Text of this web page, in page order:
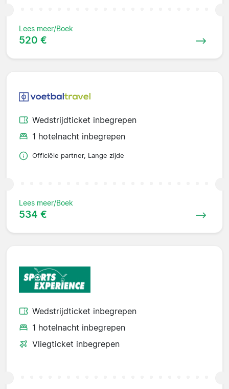
Lees meer/Boek
520 €
Wedstrijdticket inbegrepen
1 hotelnacht inbegrepen
Officiële partner, Lange zijde
Lees meer/Boek
534 €
Wedstrijdticket inbegrepen
1 hotelnacht inbegrepen
Vliegticket inbegrepen